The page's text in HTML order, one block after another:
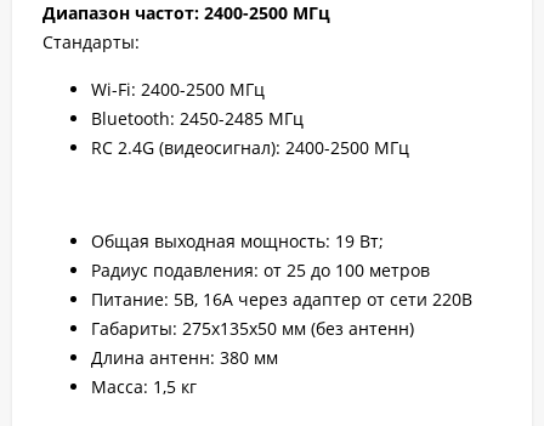
Диапазон частот: 2400-2500 МГц
Стандарты:
Wi-Fi: 2400-2500 МГц
Bluetooth: 2450-2485 МГц
RC 2.4G (видеосигнал): 2400-2500 МГц
Общая выходная мощность: 19 Вт;
Радиус подавления: от 25 до 100 метров
Питание: 5В, 16А через адаптер от сети 220В
Габариты: 275х135х50 мм (без антенн)
Длина антенн: 380 мм
Масса: 1,5 кг